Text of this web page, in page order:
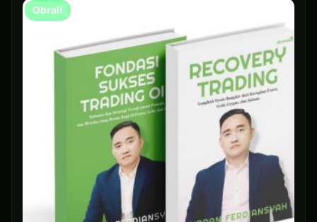
Obral!